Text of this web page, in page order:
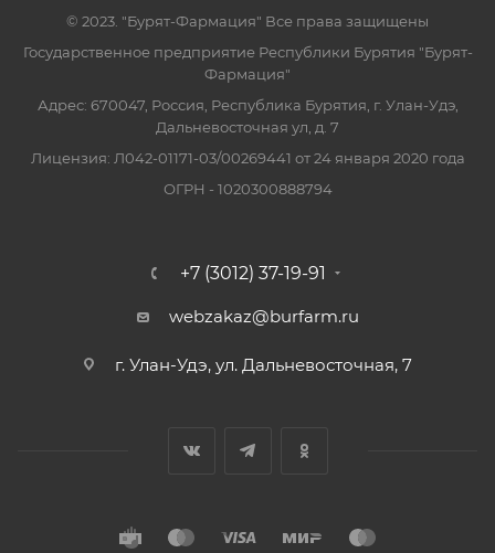
© 2023. "Бурят-Фармация" Все права защищены
Государственное предприятие Республики Бурятия "Бурят-
Фармация"
Адрес: 670047, Россия, Республика Бурятия, г. Улан-Удэ,
Дальневосточная ул, д. 7
Лицензия: Л042-01171-03/00269441 от 24 января 2020 года
ОГРН - 1020300888794
+7 (3012) 37-19-91
webzakaz@burfarm.ru
г. Улан-Удэ, ул. Дальневосточная, 7